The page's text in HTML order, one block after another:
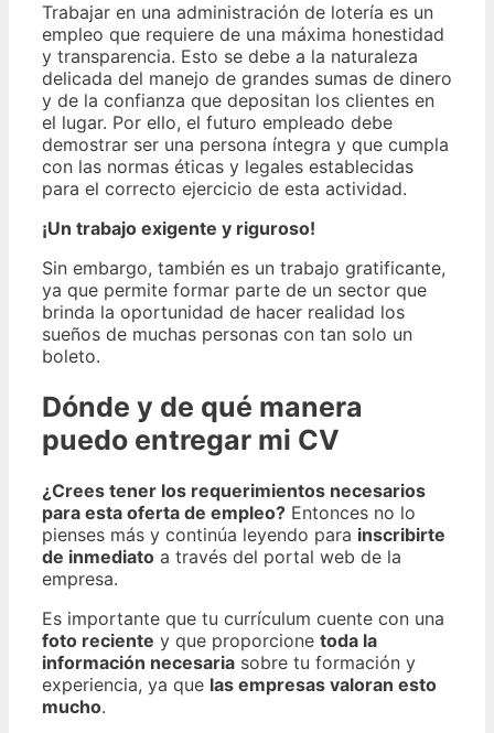
Trabajar en una administración de lotería es un
empleo que requiere de una máxima honestidad
y transparencia. Esto se debe a la naturaleza
delicada del manejo de grandes sumas de dinero
y de la confianza que depositan los clientes en
el lugar. Por ello, el futuro empleado debe
demostrar ser una persona íntegra y que cumpla
con las normas éticas y legales establecidas
para el correcto ejercicio de esta actividad.
¡Un trabajo exigente y riguroso!
Sin embargo, también es un trabajo gratificante,
ya que permite formar parte de un sector que
brinda la oportunidad de hacer realidad los
sueños de muchas personas con tan solo un
boleto.
Dónde y de qué manera
puedo entregar mi CV
¿Crees tener los requerimientos necesarios
para esta oferta de empleo? Entonces no lo
pienses más y continúa leyendo para inscribirte
de inmediato a través del portal web de la
empresa.
Es importante que tu currículum cuente con una
foto reciente y que proporcione toda la
información necesaria sobre tu formación y
experiencia, ya que las empresas valoran esto
mucho.